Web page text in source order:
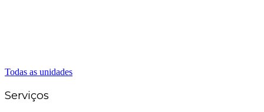
Todas as unidades
Serviços